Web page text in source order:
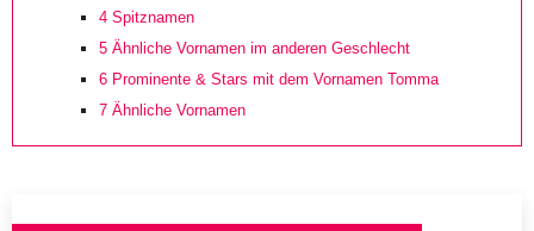
4 Spitznamen
5 Ähnliche Vornamen im anderen Geschlecht
6 Prominente & Stars mit dem Vornamen Tomma
7 Ähnliche Vornamen